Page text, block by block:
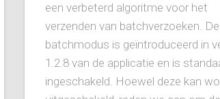
een verbeterd algoritme voor het
verzenden van batchverzoeken. De
batchmodus is geïntroduceerd in
1.2.8 van de applicatie en is
ingeschakeld. Hoewel deze kan